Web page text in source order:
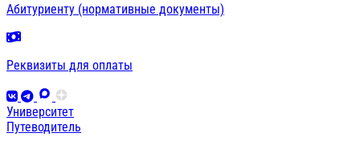
Абитуриенту (нормативные документы)
Реквизиты для оплаты
Университет
Путеводитель